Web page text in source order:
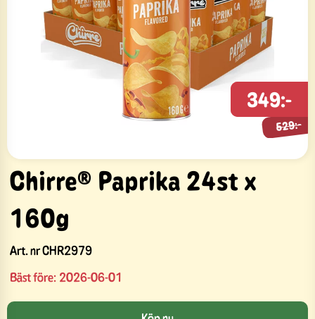
Chirre® Paprika 24st x
160g
Art. nrCHR2979
Bäst före: 2026-06-01
349:-
529:-
529:-